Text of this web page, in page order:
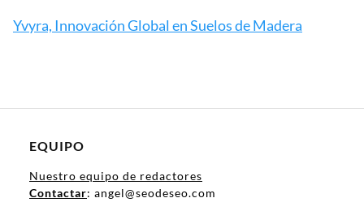
Yvyra, Innovación Global en Suelos de Madera
EQUIPO
Nuestro equipo de redactores
Contactar: angel@seodeseo.com